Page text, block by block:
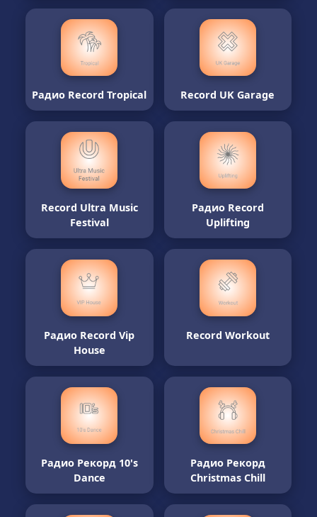
Радио Record Tropical Record UK Garage
Record Ultra Music
Festival
Радио Record
Uplifting
Радио Record Vip
House
Record Workout
Радио Рекорд 10's
Dance
Радио Рекорд
Christmas Chill